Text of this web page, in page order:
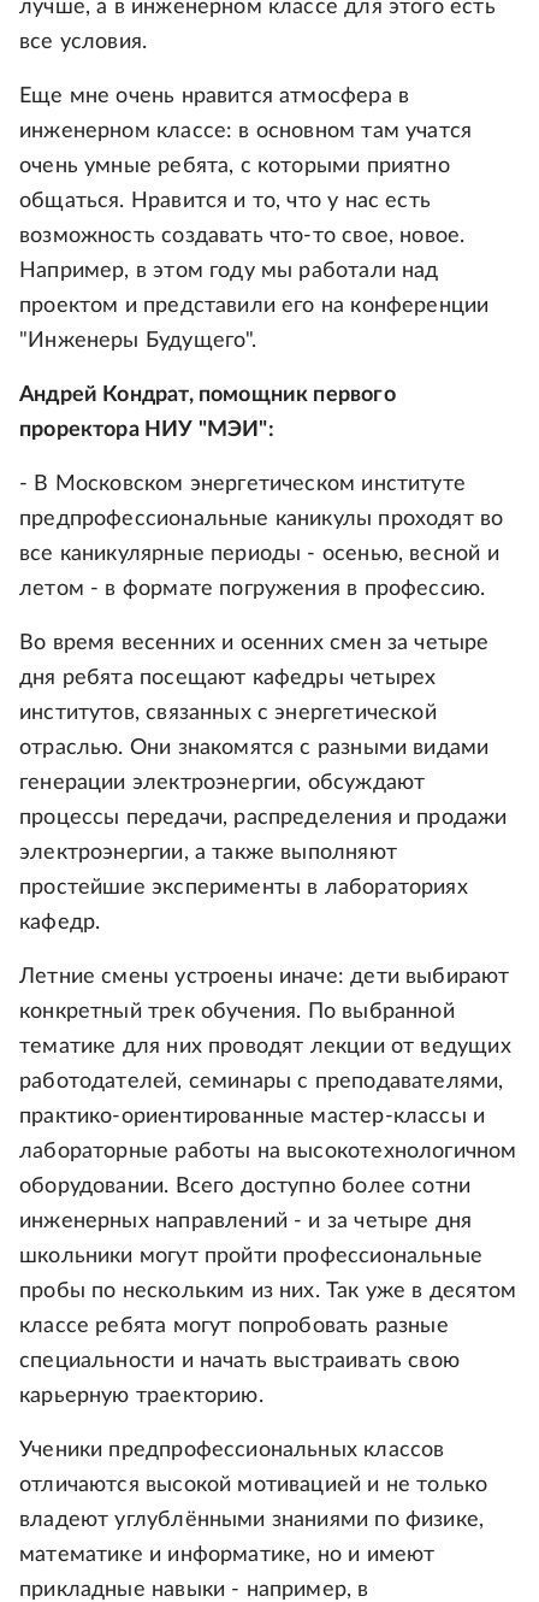
лучше, а в инженерном классе для этого есть
все условия.
Еще мне очень нравится атмосфера в
инженерном классе: в основном там учатся
очень умные ребята, с которыми приятно
общаться. Нравится и то, что у нас есть
возможность создавать что‑то свое, новое.
Например, в этом году мы работали над
проектом и представили его на конференции
"Инженеры Будущего".
Андрей Кондрат, помощник первого
проректора НИУ "МЭИ":
- В Московском энергетическом институте
предпрофессиональные каникулы проходят во
все каникулярные периоды - осенью, весной и
летом - в формате погружения в профессию.
Во время весенних и осенних смен за четыре
дня ребята посещают кафедры четырех
институтов, связанных с энергетической
отраслью. Они знакомятся с разными видами
генерации электроэнергии, обсуждают
процессы передачи, распределения и продажи
электроэнергии, а также выполняют
простейшие эксперименты в лабораториях
кафедр.
Летние смены устроены иначе: дети выбирают
конкретный трек обучения. По выбранной
тематике для них проводят лекции от ведущих
работодателей, семинары с преподавателями,
практико‑ориентированные мастер‑классы и
лабораторные работы на высокотехнологичном
оборудовании. Всего доступно более сотни
инженерных направлений - и за четыре дня
школьники могут пройти профессиональные
пробы по нескольким из них. Так уже в десятом
классе ребята могут попробовать разные
специальности и начать выстраивать свою
карьерную траекторию.
Ученики предпрофессиональных классов
отличаются высокой мотивацией и не только
владеют углублёнными знаниями по физике,
математике и информатике, но и имеют
прикладные навыки - например, в